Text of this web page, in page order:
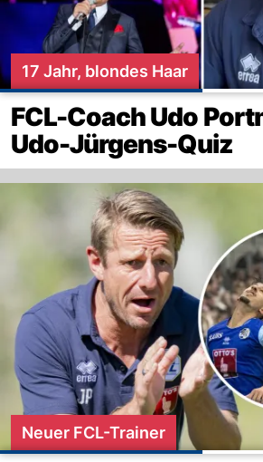
17 Jahr, blondes Haar
FCL-Coach Udo
Udo-Jürgens-Quiz
Neuer FCL-Trainer